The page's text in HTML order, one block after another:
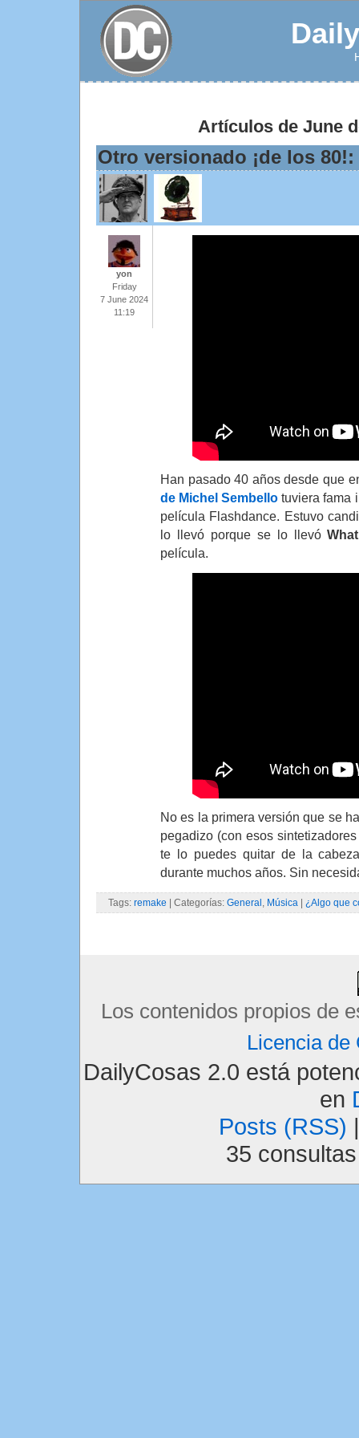
Artículos de June
Otro versionado ¡de los 80!:
yon
Friday
7 June 2024
11:19
Han pasado 40 años desde que
de Michel Sembello tuviera fama
película Flashdance. Estuvo
lo llevó porque se lo llevó
película.
No es la primera versión que se
pegadizo (con esos
te lo puedes quitar de la
durante muchos años. Sin
Tags: remake | Categorías: General Música | ¿Algo que
Los contenidos propios de
Licencia de
DailyCosas 2.0 está
en
Posts (RSS)
35